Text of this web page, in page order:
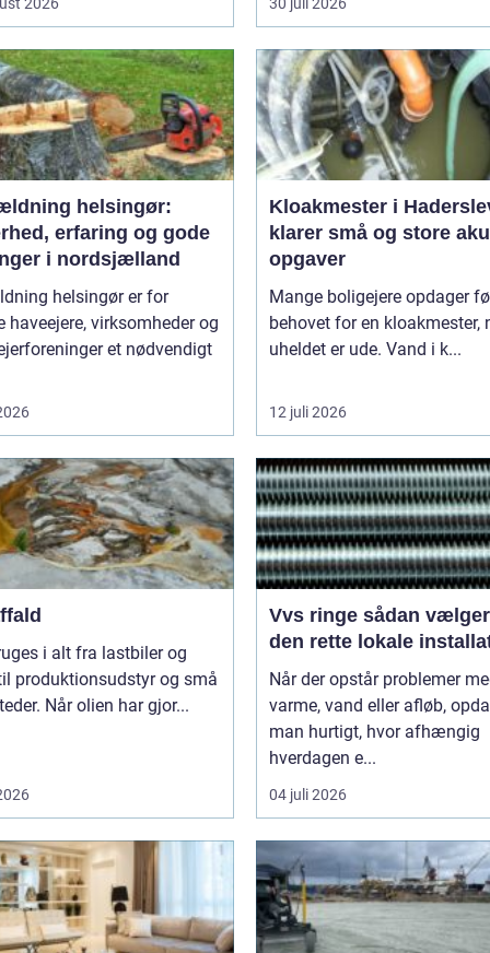
helsingør:
erfaring og gode
i nordsjælland
helsingør er for
haveejere, virksomheder og
et nødvendigt
Kloakmester i
klarer små og store
opgaver
Mange boligejere opdager
behovet for en kloakmester,
uheldet er ude. Vand i k...
12 juli 2026
i alt fra lastbiler og
produktionsudstyr og små
Når olien har gjor...
Vvs ringe sådan vælger du
den rette lokale
Når der opstår problemer
varme, vand eller afløb,
man hurtigt, hvor afhængig
hverdagen e...
04 juli 2026